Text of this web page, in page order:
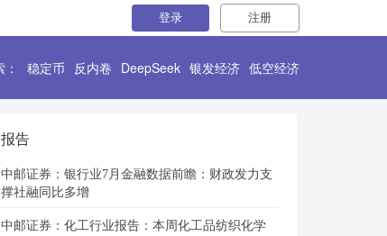
登录 注册
稳定币 反内卷 DeepSeek 银发经济 低空经济
告
中邮证券： 银行业7月金融数据前瞻：财政发力支
撑社融同比多增
中邮证券： 化工行业报告：本周化工品纺织化学